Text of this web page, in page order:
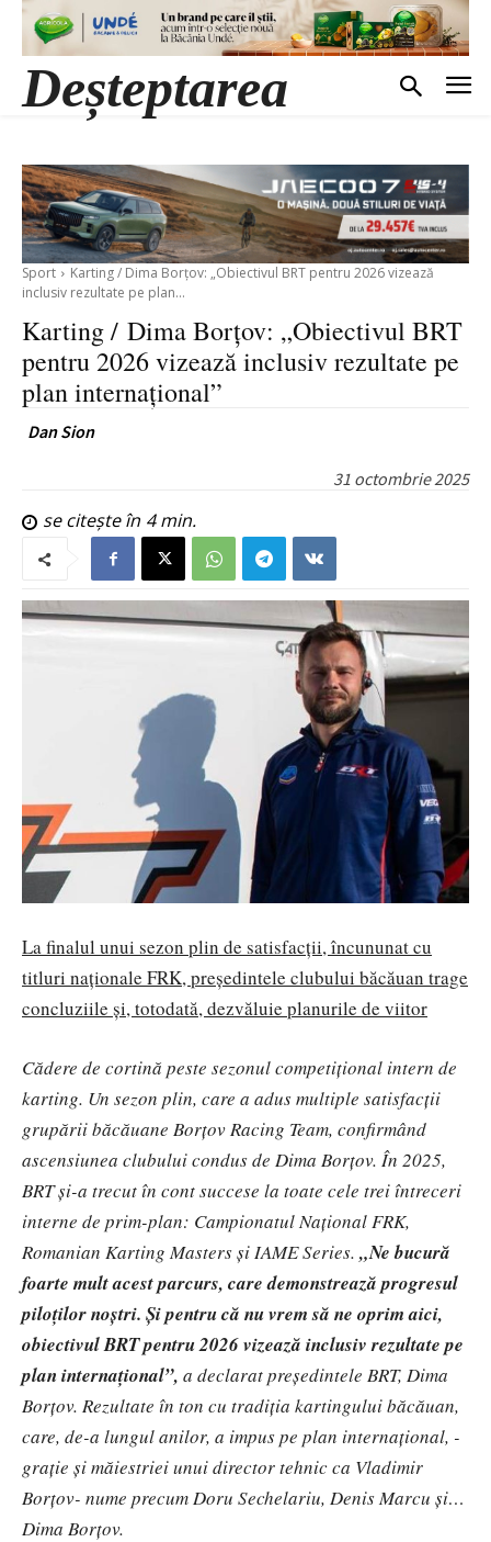
Deșteptarea
Sport
Karting / Dima Borțov: „Obiectivul BRT pentru 2026 vizează
inclusiv rezultate pe plan...
Karting / Dima Borțov: „Obiectivul BRT
pentru 2026 vizează inclusiv rezultate pe
plan internațional”
Dan Sion
31 octombrie 2025
se citește în 4min.
La finalul unui sezon plin de satisfacții, încununat cu
titluri naționale FRK, președintele clubului băcăuan trage
concluziile și, totodată, dezvăluie planurile de viitor
Cădere de cortină peste sezonul competițional intern de
karting. Un sezon plin, care a adus multiple satisfacții
grupării băcăuane Borțov Racing Team, confirmând
ascensiunea clubului condus de Dima Borțov. În 2025,
BRT și-a trecut în cont succese la toate cele trei întreceri
interne de prim-plan: Campionatul Național FRK,
Romanian Karting Masters și IAME Series. „Ne bucură
foarte mult acest parcurs, care demonstrează progresul
piloților noștri. Și pentru că nu vrem să ne oprim aici,
obiectivul BRT pentru 2026 vizează inclusiv rezultate pe
plan internațional”, a declarat președintele BRT, Dima
Borțov. Rezultate în ton cu tradiția kartingului băcăuan,
care, de-a lungul anilor, a impus pe plan internațional, -
grație și măiestriei unui director tehnic ca Vladimir
Borțov- nume precum Doru Sechelariu, Denis Marcu și…
Dima Borțov.